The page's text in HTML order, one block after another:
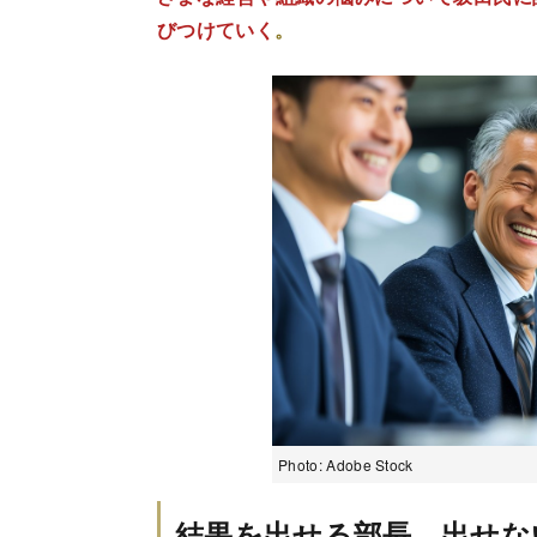
びつけていく 。
Photo: Adobe Stock